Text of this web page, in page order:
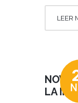
LEER
LA